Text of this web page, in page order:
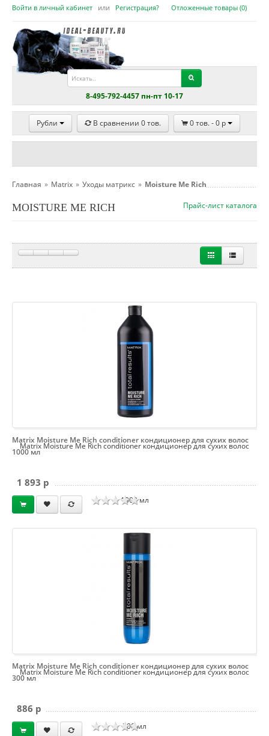
Войти в личный кабинет или Регистрация? Отложенные товары (0)
8-495-792-4457 пн-пт 10-17
Рубли В сравнении 0тов. 0тов. -0 p
Главная » Matrix » Уходы матрикс » Moisture Me Rich
Прайс-лист каталога
MOISTURE ME RICH
Matrix Moisture Me Rich conditioner кондиционер для сухих волос
1000 мл
Matrix Moisture Me Rich conditioner кондиционер для сухих волос
1000 мл
1 893 p
Matrix Moisture Me Rich conditioner кондиционер для сухих волос
300 мл
Matrix Moisture Me Rich conditioner кондиционер для сухих волос
300 мл
886 p